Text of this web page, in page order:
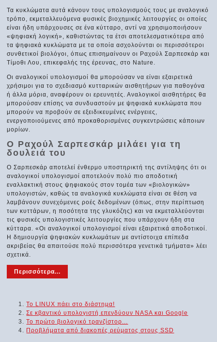
Τα κυκλώματα αυτά κάνουν τους υπολογισμούς τους με αναλογικό
τρόπο, εκμεταλλευόμενα φυσικές βιοχημικές λειτουργίες οι οποίες
είναι ήδη υπάρχουσες σε ένα κύτταρο, αντί να χρησιμοποιήσουν
«ψηφιακή λογική», καθιστώντας τα έτσι αποτελεσματικότερα από
τα ψηφιακά κυκλώματα με τα οποία ασχολούνται οι περισσότεροι
συνθετικοί βιολόγοι, όπως επισημαίνουν οι Ραχούλ Σαρπεσκάρ και
Τίμοθι Λου, επικεφαλής της έρευνας, στο Nature.
Οι αναλογικοί υπολογισμοί θα μπορούσαν να είναι εξαιρετικά
χρήσιμοι για το σχεδιασμό κυτταρικών αισθητήρων για παθογόνα
ή άλλα μόρια, αναφέρουν οι ερευνητές. Αναλογικοί αισθητήρες θα
μπορούσαν επίσης να συνδυαστούν με ψηφιακά κυκλώματα που
μπορούν να προβούν σε εξειδικευμένες ενέργειες,
ενεργοποιούμενες από προκαθορισμένες συγκεντρώσεις κάποιων
μορίων.
O Ραχούλ Σαρπεσκάρ μιλάει για τη
δουλειά του
Ο Σαρπεσκάρ αποτελεί ένθερμο υποστηρικτή της αντίληψης ότι οι
αναλογικοί υπολογισμοί αποτελούν πολύ πιο αποδοτική
εναλλακτική στους ψηφιακούς στον τομέα των «βιολογικών»
υπολογιστών, καθώς τα αναλογικά κυκλώματα είναι σε θέση να
λαμβάνουν συνεχόμενες ροές δεδομένων (όπως, στην περίπτωση
των κυττάρων, η ποσότητα της γλυκόζης) και να εκμεταλλεύονται
τις φυσικές υπολογιστικές λειτουργίες που υπάρχουν ήδη στα
κύτταρα. «Οι αναλογικοί υπολογισμοί είναι εξαιρετικά αποδοτικοί.
Η δημιουργία ψηφιακών κυκλωμάτων με αντίστοιχα επίπεδα
ακριβείας θα απαιτούσε πολύ περισσότερα γενετικά τμήματα» λέει
σχετικά.
Περισσότερα...
To LINUX πάει στο διάστημα!
Σε κβαντικό υπολογιστή επενδύουν NASA και Google
Το πρώτο βιολογικό τρανζίστορ...
Προβλήματα από διακοπές ρεύματος στους SSD